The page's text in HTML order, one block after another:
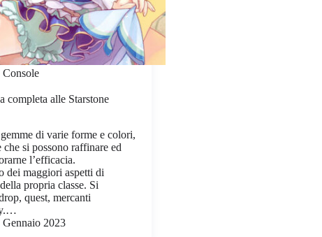
Console
completa alle Starstone
di varie forme e colori,
che si possono raffinare ed
l’efficacia.
dei maggiori aspetti di
propria classe. Si
quest, mercanti
Gennaio 2023